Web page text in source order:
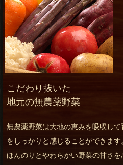
こだわり抜いた
地元の無農薬野菜
無農薬野菜は大地の恵みを吸収し
をしっかりと感じることができます
ほんのりとやわらかい野菜の甘さを